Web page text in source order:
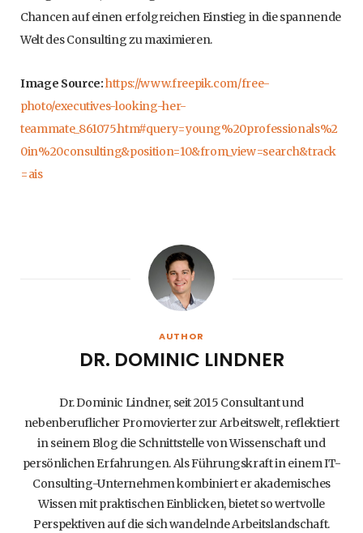
Chancen auf einen erfolgreichen Einstieg in die spannende
Welt des Consulting zu maximieren.
Image Source:https://www.freepik.com/free-
photo/executives-looking-her-
teammate_861075.htm#query=young%20professionals%2
0in%20consulting&position=10&from_view=search&track
=ais
AUTHOR
DR. DOMINIC LINDNER
Dr. Dominic Lindner, seit 2015 Consultant und
nebenberuflicher Promovierter zur Arbeitswelt, reflektiert
in seinem Blog die Schnittstelle von Wissenschaft und
persönlichen Erfahrungen. Als Führungskraft in einem IT-
Consulting-Unternehmen kombiniert er akademisches
Wissen mit praktischen Einblicken, bietet so wertvolle
Perspektiven auf die sich wandelnde Arbeitslandschaft.